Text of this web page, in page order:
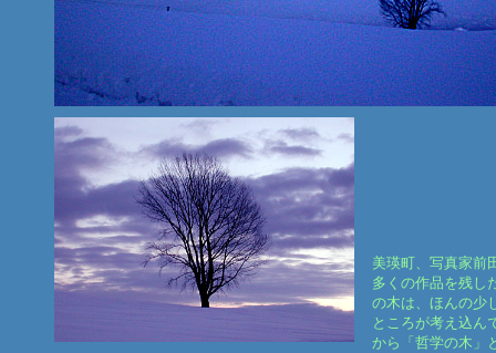
美瑛町、写真家前
多くの作品を残し
の木は、ほんの少
ところが考え込ん
から「哲学の木」